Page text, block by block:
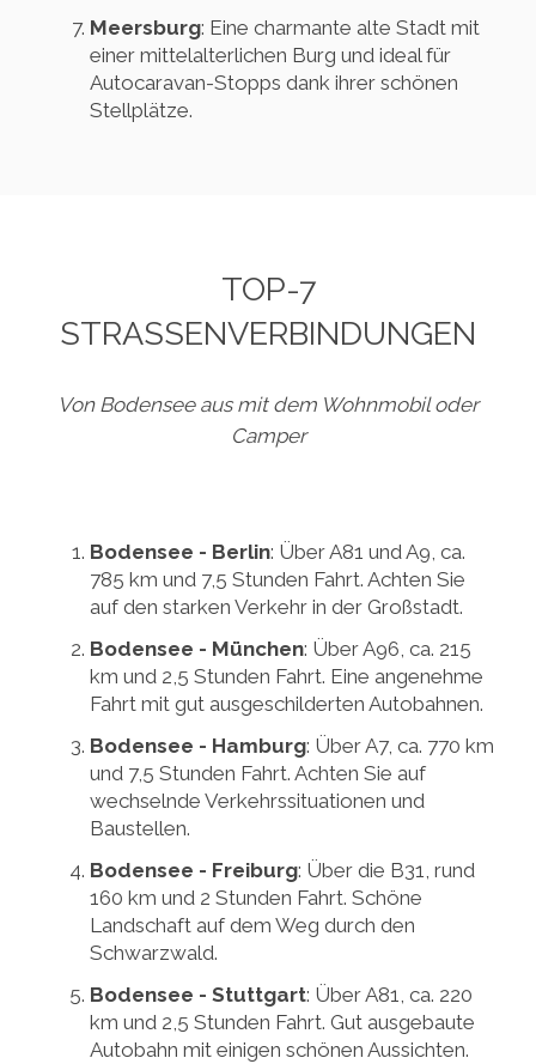
Meersburg: Eine charmante alte Stadt mit
einer mittelalterlichen Burg und ideal für
Autocaravan-Stopps dank ihrer schönen
Stellplätze.
TOP-7
STRASSENVERBINDUNGEN
Von Bodensee aus mit dem Wohnmobil oder
Camper
Bodensee - Berlin: Über A81 und A9, ca.
785 km und 7,5 Stunden Fahrt. Achten Sie
auf den starken Verkehr in der Großstadt.
Bodensee - München: Über A96, ca. 215
km und 2,5 Stunden Fahrt. Eine angenehme
Fahrt mit gut ausgeschilderten Autobahnen.
Bodensee - Hamburg: Über A7, ca. 770 km
und 7,5 Stunden Fahrt. Achten Sie auf
wechselnde Verkehrssituationen und
Baustellen.
Bodensee - Freiburg: Über die B31, rund
160 km und 2 Stunden Fahrt. Schöne
Landschaft auf dem Weg durch den
Schwarzwald.
Bodensee - Stuttgart: Über A81, ca. 220
km und 2,5 Stunden Fahrt. Gut ausgebaute
Autobahn mit einigen schönen Aussichten.